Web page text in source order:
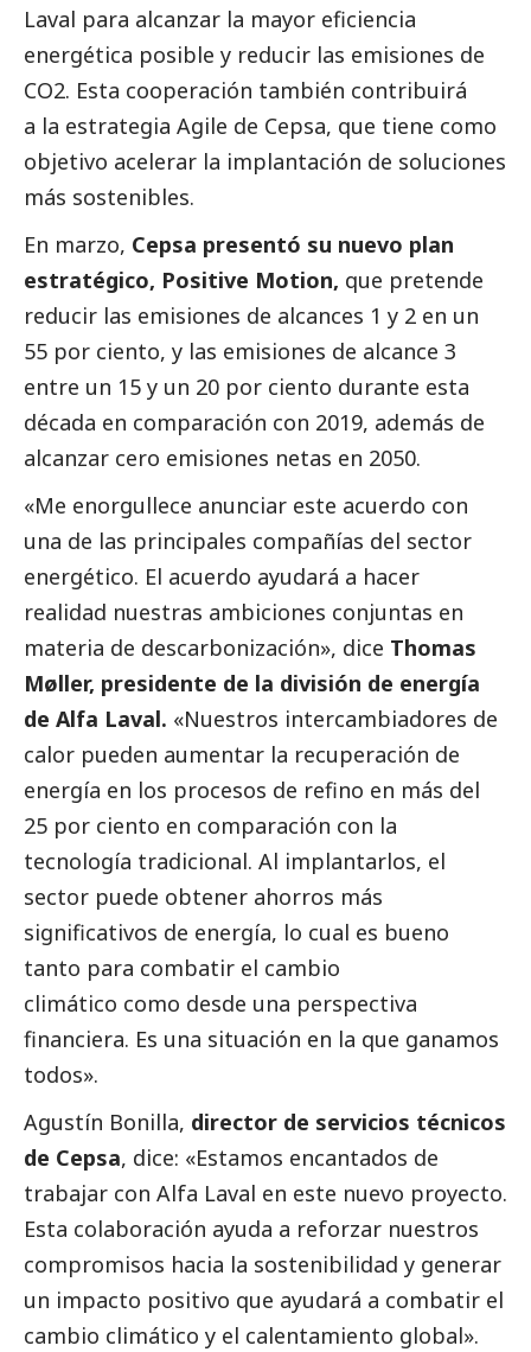
Laval para alcanzar la mayor eficiencia
energética posible y reducir las emisiones de
CO2. Esta cooperación también contribuirá
a la estrategia Agile de Cepsa, que tiene como
objetivo acelerar la implantación de soluciones
más sostenibles.
En marzo, Cepsa presentó su nuevo plan
estratégico, Positive Motion, que pretende
reducir las emisiones de alcances 1 y 2 en un
55 por ciento, y las emisiones de alcance 3
entre un 15 y un 20 por ciento durante esta
década en comparación con 2019, además de
alcanzar cero emisiones netas en 2050.
«Me enorgullece anunciar este acuerdo con
una de las principales compañías del sector
energético. El acuerdo ayudará a hacer
realidad nuestras ambiciones conjuntas en
materia de descarbonización», dice Thomas
Møller, presidente de la división de energía
de Alfa Laval. «Nuestros intercambiadores de
calor pueden aumentar la recuperación de
energía en los procesos de refino en más del
25 por ciento en comparación con la
tecnología tradicional. Al implantarlos, el
sector puede obtener ahorros más
significativos de energía, lo cual es bueno
tanto para combatir el cambio
climático como desde una perspectiva
financiera. Es una situación en la que ganamos
todos».
Agustín Bonilla, director de servicios técnicos
de Cepsa, dice: «Estamos encantados de
trabajar con Alfa Laval en este nuevo proyecto.
Esta colaboración ayuda a reforzar nuestros
compromisos hacia la sostenibilidad y generar
un impacto positivo que ayudará a combatir el
cambio climático y el calentamiento global».